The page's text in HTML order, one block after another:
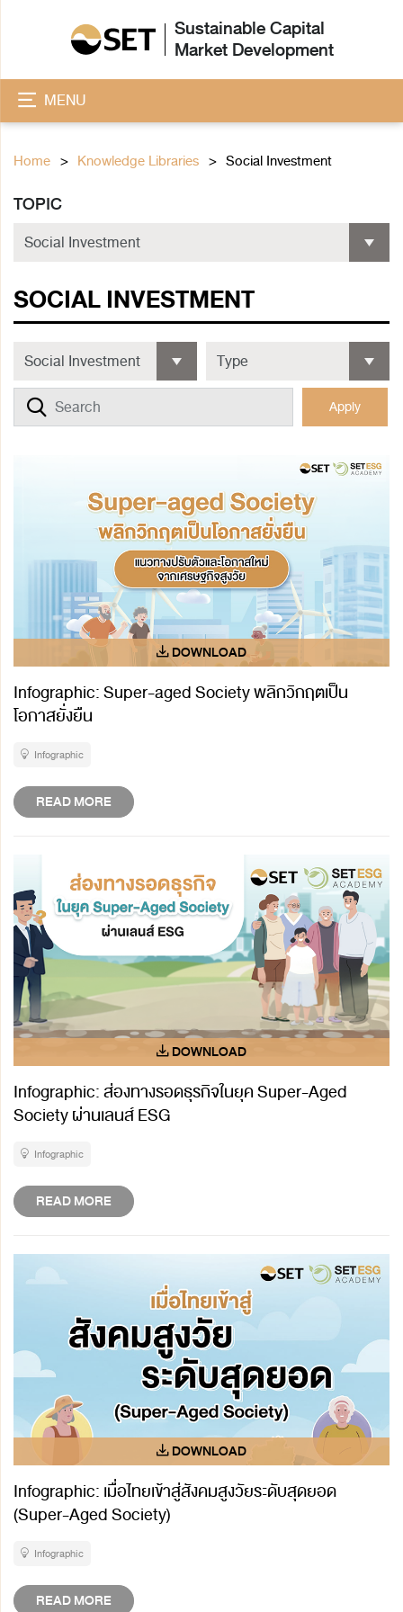
Sustainable Capital
Market Development
MENU
Home Knowledge Libraries Social Investment
TOPIC
SOCIAL INVESTMENT
Apply
Infographic: Super-aged Society พลิกวิกฤตเป็น
โอกาสยั่งยืน
Infographic
READ MORE
Infographic: ส่องทางรอดธุรกิจในยุค Super-Aged
Society ผ่านเลนส์ ESG
Infographic
READ MORE
Infographic: เมื่อไทยเข้าสู่สังคมสูงวัยระดับสุดยอด
(Super-Aged Society)
Infographic
READ MORE